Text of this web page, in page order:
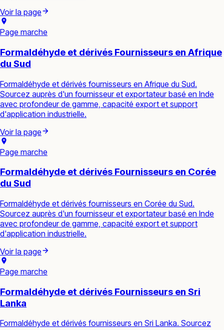
Voir la page
Page marche
Formaldéhyde et dérivés Fournisseurs en Afrique
du Sud
Formaldéhyde et dérivés fournisseurs en Afrique du Sud.
Sourcez auprès d'un fournisseur et exportateur basé en Inde
avec profondeur de gamme, capacité export et support
d'application industrielle.
Voir la page
Page marche
Formaldéhyde et dérivés Fournisseurs en Corée
du Sud
Formaldéhyde et dérivés fournisseurs en Corée du Sud.
Sourcez auprès d'un fournisseur et exportateur basé en Inde
avec profondeur de gamme, capacité export et support
d'application industrielle.
Voir la page
Page marche
Formaldéhyde et dérivés Fournisseurs en Sri
Lanka
Formaldéhyde et dérivés fournisseurs en Sri Lanka. Sourcez